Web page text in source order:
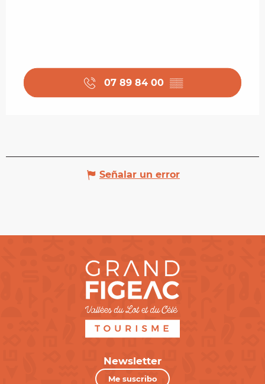
07 89 84 00 ▒▒
Señalar un error
Newsletter
Me suscribo